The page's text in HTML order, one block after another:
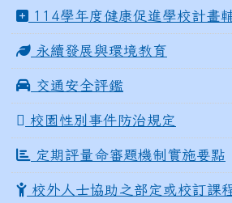
114學年度健康促進學校計畫
永續發展與環境教育
交通安全評鑑
校園性別事件防治規定
定期評量命審題機制實施要點
校外人士協助之部定或校訂課